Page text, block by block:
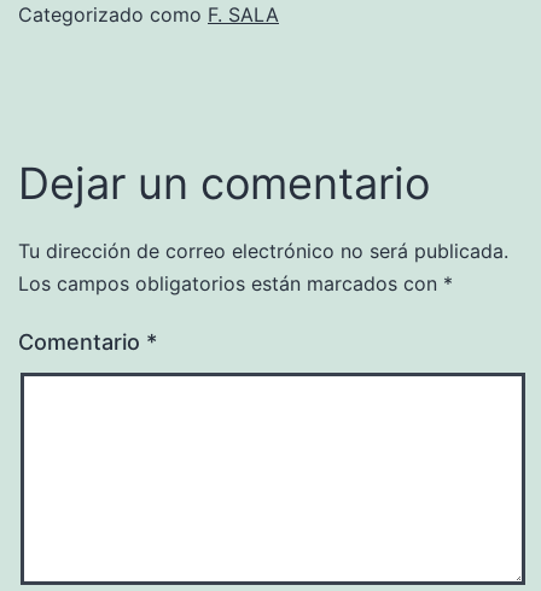
Categorizado como F. SALA
Dejar un comentario
Tu dirección de correo electrónico no será publicada.
Los campos obligatorios están marcados con *
Comentario *